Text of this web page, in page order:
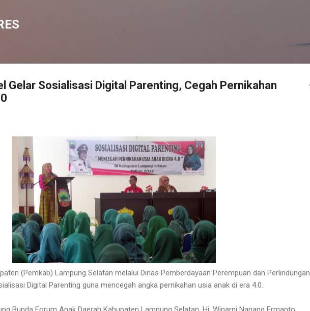
Gelar Sosialisasi Digital Parenting, Cegah Pernikahan
(Pemkab) Lampung Selatan melalui Dinas Pemberdayaan Perempuan dan Perlindungan
Digital Parenting guna mencegah angka pernikahan usia anak di era 4.0.